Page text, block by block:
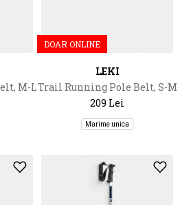
M-L
DOAR ONLINE
LEKI
Trail Running Pole Belt, S-M
209 Lei
Marime unica